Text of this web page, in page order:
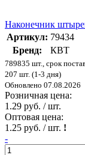
Наконечник
Артикул: 79434
Бренд:
КВТ
789835 шт., срок
207 шт. (1-3 дня)
Обновлено 07.08.2026
Розничная цена:
1.29 руб. / шт.
Оптовая цена:
1.25 руб. / шт. !
-